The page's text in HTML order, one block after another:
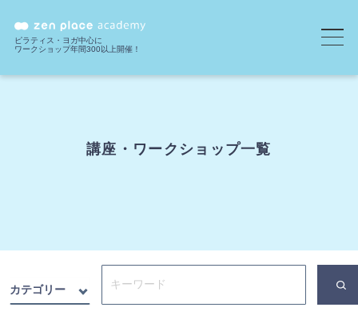
ピラティス・ヨガ中心に
ワークショップ年間300以上開催！
講座・ワークショップ一覧
カテゴリー